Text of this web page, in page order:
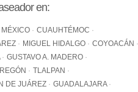
en:
CUAUHTÉMOC
MIGUEL HIDALGO
COYOACÁN
GUSTAVO A. MADERO
TLALPAN
DE JUÁREZ
GUADALAJARA